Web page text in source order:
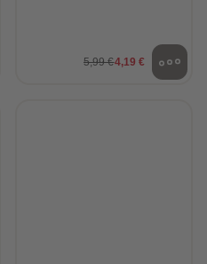
5,99 €4,19 €